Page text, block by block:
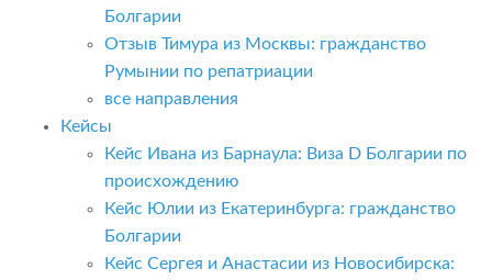
Болгарии
Отзыв Тимура из Москвы: гражданство
Румынии по репатриации
все направления
Кейсы
Кейс Ивана из Барнаула: Виза D Болгарии по
происхождению
Кейс Юлии из Екатеринбурга: гражданство
Болгарии
Кейс Сергея и Анастасии из Новосибирска: